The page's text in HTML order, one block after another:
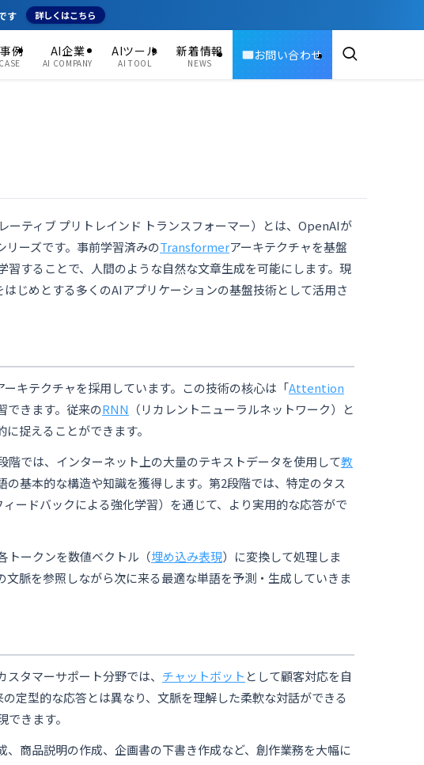
す 詳しくはこちら
例 AI企業
AI COMPANY
AIツール
AI TOOL
新着情報
NEWS
お問い合わせ
ティブ プリトレインド トランスフォーマー）とは、OpenAIが
リーズです。事前学習済みのTransformerアーキテクチャを基盤
することで、人間のような自然な文章生成を可能にします。現
はじめとする多くのAIアプリケーションの基盤技術として活用さ
ーキテクチャを採用しています。この技術の核心は「Attention
できます。従来のRNN （リカレントニューラルネットワーク）と
捉えることができます。
では、インターネット上の大量のテキストデータを使用して教
基本的な構造や知識を獲得します。第2段階では、特定のタス
ィードバックによる強化学習）を通じて、より実用的な応答がで
トークンを数値ベクトル（埋め込み表現）に変換して処理しま
文脈を参照しながら次に来る最適な単語を予測・生成していきま
タマーサポート分野では、 チャットボット として顧客対応を自
定型的な応答とは異なり、文脈を理解した柔軟な対話ができる
きます。
商品説明の作成、企画書の下書き作成など、創作業務を大幅に